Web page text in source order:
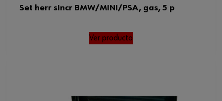
Set herr sincr BMW/MINI/PSA, gas, 5 p
Ver producto